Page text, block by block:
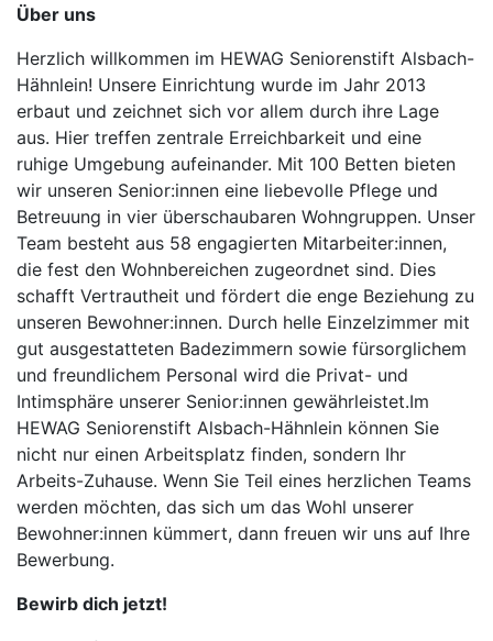
Über uns
Herzlich willkommen im HEWAG Seniorenstift Alsbach-
Hähnlein! Unsere Einrichtung wurde im Jahr 2013
erbaut und zeichnet sich vor allem durch ihre Lage
aus. Hier treffen zentrale Erreichbarkeit und eine
ruhige Umgebung aufeinander. Mit 100 Betten bieten
wir unseren Senior:innen eine liebevolle Pflege und
Betreuung in vier überschaubaren Wohngruppen. Unser
Team besteht aus 58 engagierten Mitarbeiter:innen,
die fest den Wohnbereichen zugeordnet sind. Dies
schafft Vertrautheit und fördert die enge Beziehung zu
unseren Bewohner:innen. Durch helle Einzelzimmer mit
gut ausgestatteten Badezimmern sowie fürsorglichem
und freundlichem Personal wird die Privat- und
Intimsphäre unserer Senior:innen gewährleistet.Im
HEWAG Seniorenstift Alsbach-Hähnlein können Sie
nicht nur einen Arbeitsplatz finden, sondern Ihr
Arbeits-Zuhause. Wenn Sie Teil eines herzlichen Teams
werden möchten, das sich um das Wohl unserer
Bewohner:innen kümmert, dann freuen wir uns auf Ihre
Bewerbung.
Bewirb dich jetzt!